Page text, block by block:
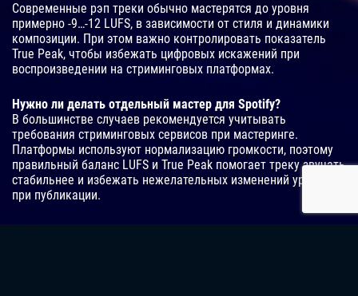
Современные рэп треки обычно мастерятся до уровня
примерно -9…-12 LUFS, в зависимости от стиля и динамики
композиции. При этом важно контролировать показатель
True Peak, чтобы избежать цифровых искажений при
воспроизведении на стриминговых платформах.
Нужно ли делать отдельный мастер для Spotify?
В большинстве случаев рекомендуется учитывать
требования стриминговых сервисов при мастеринге.
Платформы используют нормализацию громкости, поэтому
правильный баланс LUFS и True Peak помогает треку звучать
стабильнее и избежать нежелательных изменений уровня
при публикации.